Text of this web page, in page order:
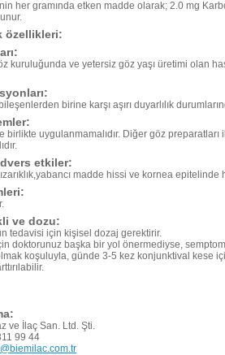
her gramında etken madde olarak; 2.0 mg
özellikleri:
kuruluğunda ve yetersiz göz yaşı üretimi olan
birine karşı aşırı duyarlılık
birlikte uygulanmamalıdır. Diğer göz
etkiler:
madde hissi ve kornea epitelinde
ve dozu:
tedavisi için kişisel dozaj gerektirir.
doktorunuz başka bir yol önermediyse,
koşuluyla, günde 3-5 kez konjunktival kese
ve İlaç San. Ltd. Şti.
99 44